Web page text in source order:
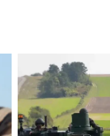
de tir
Permet
et
cibles